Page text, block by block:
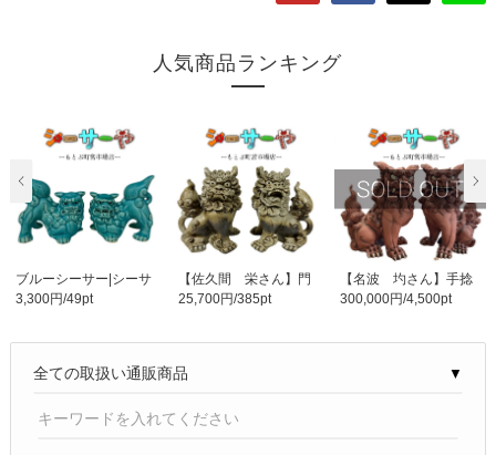
人気商品ランキング
ブルーシーサー|シーサ
ー小|トルコ青|宮..
3,300円/49pt
【佐久間 栄さん】門
柱（立）灰 H200 | ..
25,700円/385pt
【名波 圴さん】手捻
りシーサー | 50㎝ ..
300,000円/4,500pt
▼